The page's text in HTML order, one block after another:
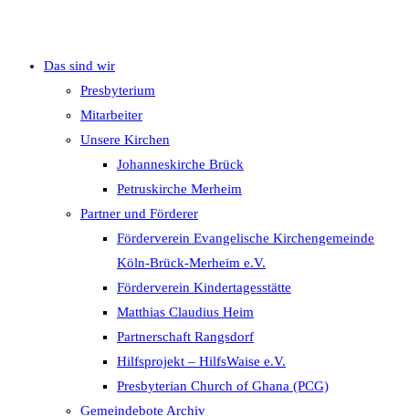
umschalten
Das sind wir
Presbyterium
Mitarbeiter
Unsere Kirchen
Johanneskirche Brück
Petruskirche Merheim
Partner und Förderer
Förderverein Evangelische Kirchengemeinde
Köln-Brück-Merheim e.V.
Förderverein Kindertagesstätte
Matthias Claudius Heim
Partnerschaft Rangsdorf
Hilfsprojekt – HilfsWaise e.V.
Presbyterian Church of Ghana (PCG)
Gemeindebote Archiv